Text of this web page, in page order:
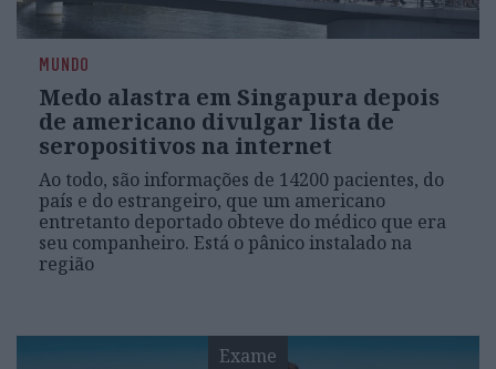
MUNDO
Medo alastra em Singapura depois
de americano divulgar lista de
seropositivos na internet
Ao todo, são informações de 14200 pacientes, do
país e do estrangeiro, que um americano
entretanto deportado obteve do médico que era
seu companheiro. Está o pânico instalado na
região
Exame